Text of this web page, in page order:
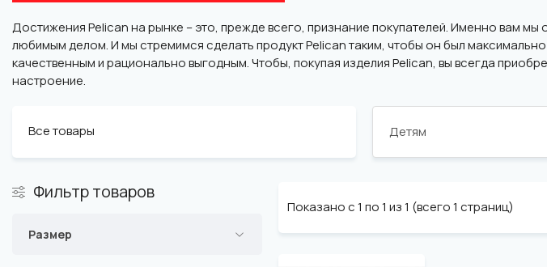
Достижения Pelican на рынке – это, прежде всего, признание покупателей. Именно вам
любимым делом. И мы стремимся сделать продукт Pelican таким, чтобы он был
качественным и рационально выгодным. Чтобы, покупая изделия Pelican, вы всегда
настроение.
Все товары Детям
Фильтр товаров
Размер
Показано с 1 по 1 из 1 (всего 1 страниц)